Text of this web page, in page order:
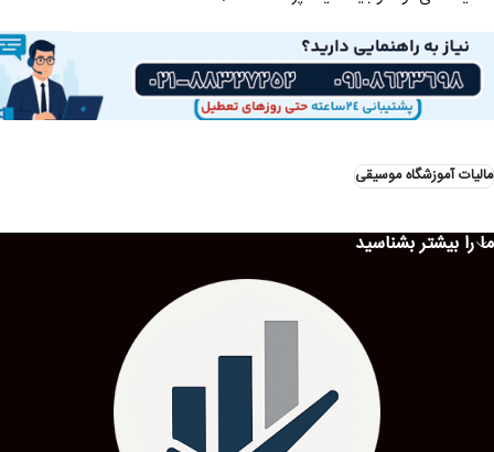
مالیات آموزشگاه موسیقی
ما را بیشتر بشناسید